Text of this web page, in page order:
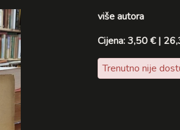
više autora
Cijena: 3,50 € |
Trenutno nije